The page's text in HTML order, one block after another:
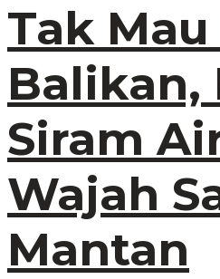
Tak
Balikan,
Siram
Wajah
Mantan